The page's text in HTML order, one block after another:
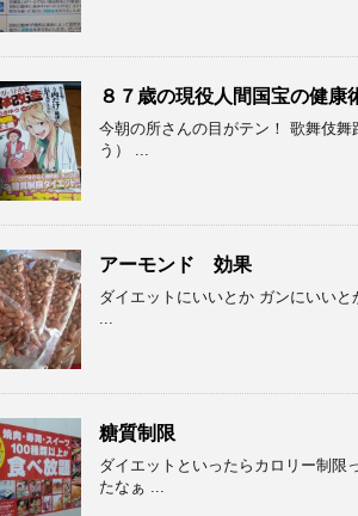
８７歳の現役人間国宝の健康
今朝の所さんの目がテン！ 歌舞伎
う） ...
アーモンド 効果
ダイエットにいいとか ガンにいい
...
糖質制限
ダイエットといったらカロリー制限
たなぁ ...